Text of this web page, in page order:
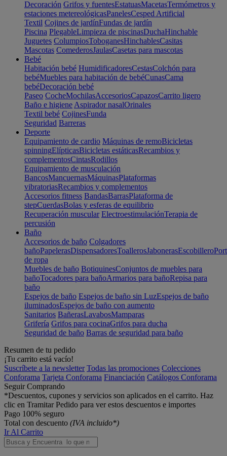
Decoración Grifos y fuentesEstatuasMacetasTermómetros y
estaciones metereológicasPanelesCesped Artificial
Textil Cojines de jardínFundas de jardín
Piscina PlegableLimpieza de piscinasDuchaHinchable
Juguetes ColumpiosToboganesHinchablesCasitas
Mascotas ComederosJaulasCasetas para mascotas
Bebé
Habitación bebé HumidificadoresCestasColchón para
bebéMuebles para habitación de bebéCunasCama
bebéDecoración bebé
Paseo CocheMochilasAccesoriosCapazosCarrito ligero
Baño e higiene Aspirador nasalOrinales
Textil bebé CojinesFunda
Seguridad Barreras
Deporte
Equipamiento de cardio Máquinas de remoBicicletas
spinningElípticasBicicletas estáticasRecambios y
complementosCintasRodillos
Equipamiento de musculación
BancosMancuernasMáquinasPlataformas
vibratoriasRecambios y complementos
Accesorios fitness BandasBarrasPlataforma de
stepCuerdasBolas y esferas de equilibrio
Recuperación muscular ElectroestimulaciónTerapia de
percusión
Baño
Accesorios de baño Colgadores
bañoPapelerasDispensadoresToallerosJabonerasEscobillero
de ropa
Muebles de baño BotiquinesConjuntos de muebles para
bañoTocadores para bañoArmarios para bañoRepisa para
baño
Espejos de baño Espejos de baño sin LuzEspejos de baño
iluminadosEspejos de baño con aumento
Sanitarios BañerasLavabosMamparas
Grifería Grifos para cocinaGrifos para ducha
Seguridad de baño Barras de seguridad para baño
Resumen de tu pedido
¡Tu carrito está vacío!
Suscríbete a la newsletter Todas las promociones Colecciones
Conforama Tarjeta Conforama Financiación Catálogos Conforama
Seguir Comprando
*Descuentos, cupones y servicios son aplicados en el carrito. Haz
clic en Tramitar Pedido para ver estos descuentos e importes
Pago 100% seguro
Total con descuento (IVA incluido*)
Ir Al Carrito